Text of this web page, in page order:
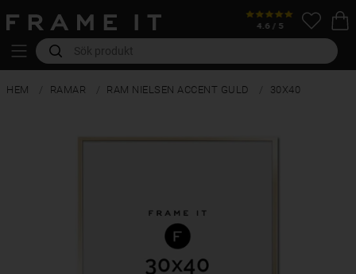
HEM RAMAR RAM NIELSEN ACCENT GULD 30X40